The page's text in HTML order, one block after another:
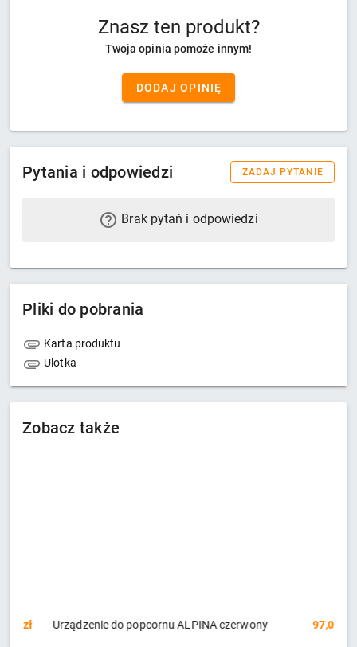
Znasz ten produkt?
Twoja opinia pomoże innym!
DODAJ OPINIĘ
Pytania i odpowiedzi ZADAJ PYTANIE
Brak pytań i odpowiedzi
Pliki do pobrania
Karta produktu
Ulotka
Zobacz także
Urządzenie do popcornu ALPINA czerwony 97,02 zł